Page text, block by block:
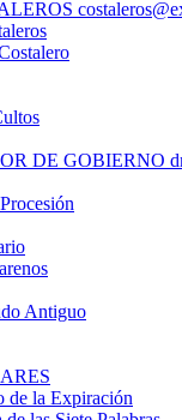
DE GOBIERNO
Antiguo
de la Expiración